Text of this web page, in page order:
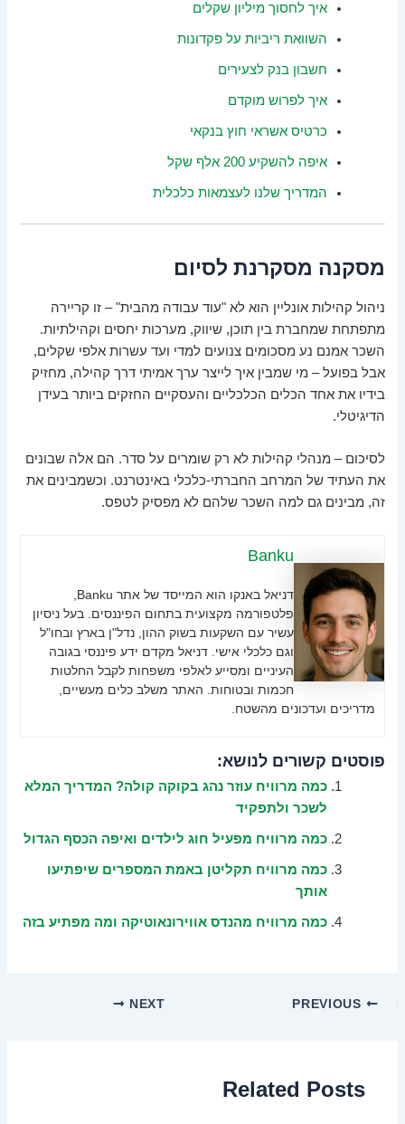
איך לחסוך מיליון שקלים
השוואת ריביות על פקדונות
חשבון בנק לצעירים
איך לפרוש מוקדם
כרטיס אשראי חוץ בנקאי
איפה להשקיע 200 אלף שקל
המדריך שלנו לעצמאות כלכלית
מסקנה מסקרנת לסיום
ניהול קהילות אונליין הוא לא "עוד עבודה מהבית" – זו קריירה
מתפתחת שמחברת בין תוכן, שיווק, מערכות יחסים וקהילתיות.
השכר אמנם נע מסכומים צנועים למדי ועד עשרות אלפי שקלים,
אבל בפועל – מי שמבין איך לייצר ערך אמיתי דרך קהילה, מחזיק
בידיו את אחד הכלים הכלכליים והעסקיים החזקים ביותר בעידן
הדיגיטלי.
לסיכום – מנהלי קהילות לא רק שומרים על סדר. הם אלה שבונים
את העתיד של המרחב החברתי-כלכלי באינטרנט. וכשמבינים את
זה, מבינים גם למה השכר שלהם לא מפסיק לטפס.
Banku
פלטפורמה מקצועית בתחום הפיננסים. בעל ניסיון
עשיר עם השקעות בשוק ההון, נדל"ן בארץ ובחו"ל
וגם כלכלי אישי. דניאל מקדם ידע פיננסי בגובה
העיניים ומסייע לאלפי משפחות לקבל החלטות
חכמות ובטוחות. האתר משלב כלים מעשיים,
מדריכים ועדכונים מהשטח.
פוסטים קשורים לנושא:
כמה מרוויח עוזר נהג בקוקה קולה? המדריך המלא
לשכר ולתפקיד
כמה מרוויח מפעיל חוג לילדים ואיפה הכסף הגדול
כמה מרוויח תקליטן באמת המספרים שיפתיעו
אותך
כמה מרוויח מהנדס אווירונאוטיקה ומה מפתיע בזה
NEXT
Related Posts